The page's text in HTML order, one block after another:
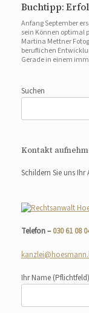
Buchtipp:
Anfang September
sein Können optimal
Martina Mettner
beruflichen
Gerade in einem
Suchen
Kontakt
Schildern Sie uns
Telefon –030 61 08
Ihr Name (Pflichtfeld)